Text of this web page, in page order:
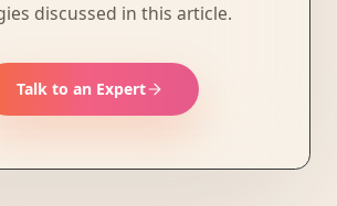
discussed in this article.
Talk to an Expert